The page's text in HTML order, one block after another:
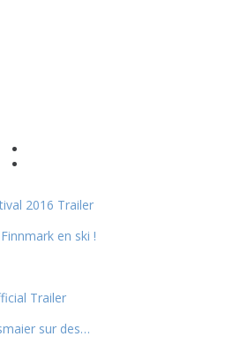
2016 Trailer
en ski !
Trailer
sur des…